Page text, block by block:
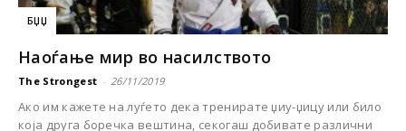
БЏЏ
Наоѓање мир во насилството
The Strongest - 26/11/2019
Ако им кажете на луѓето дека тренирате џиу-џицу или било
која друга боречка вештина, секогаш добивате различни